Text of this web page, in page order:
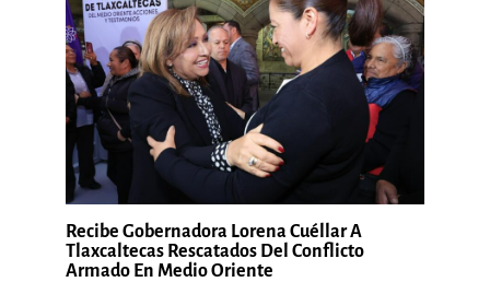
Recibe Gobernadora Lorena Cuéllar A
Tlaxcaltecas Rescatados Del Conflicto
Armado En Medio Oriente